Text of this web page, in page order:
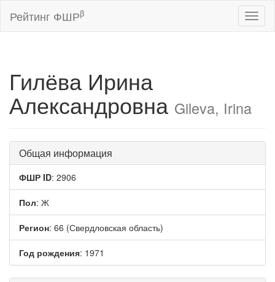
Рейтинг ФШРβ
Гилёва Ирина
Александровна Gileva, Irina
Общая информация
ФШР ID: 2906
Пол: Ж
Регион: 66 (Свердловская область)
Год рождения: 1971